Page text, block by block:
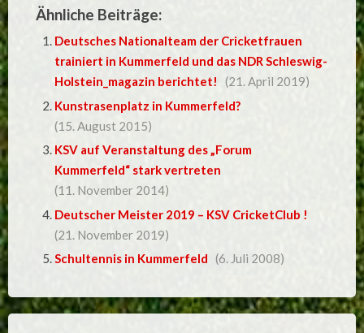
Ähnliche Beiträge:
Deutsches Nationalteam der Cricketfrauen
trainiert in Kummerfeld und das NDR Schleswig-
Holstein_magazin berichtet!
(21. April 2019)
Kunstrasenplatz in Kummerfeld?
(15. August 2015)
KSV auf Veranstaltung des „Forum
Kummerfeld“ stark vertreten
(11. November 2014)
Deutscher Meister 2019 – KSV CricketClub !
(21. November 2019)
Schultennis in Kummerfeld (6. Juli 2008)